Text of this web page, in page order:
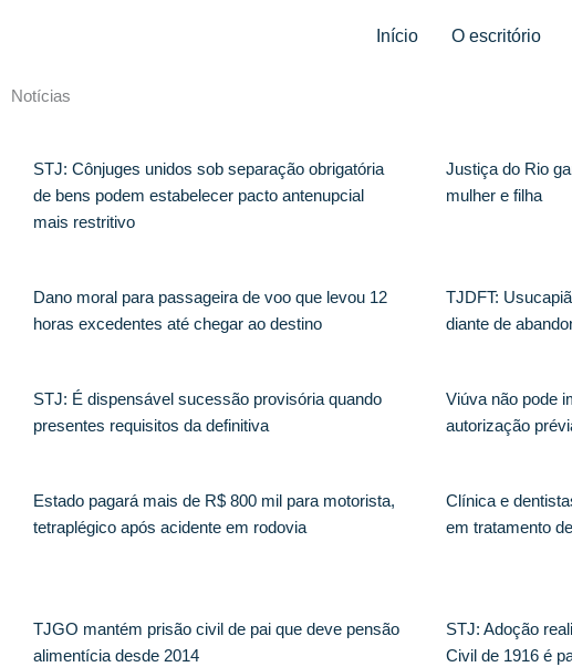
conteúdo
Início O escritório
Notícias
STJ: Cônjuges unidos sob separação obrigatória
de bens podem estabelecer pacto antenupcial
mais restritivo
Justiça do Rio
mulher e filha
Dano moral para passageira de voo que levou 12
horas excedentes até chegar ao destino
TJDFT:
diante de
STJ: É dispensável sucessão provisória quando
presentes requisitos da definitiva
Viúva não pode
autorização
Estado pagará mais de R$ 800 mil para motorista,
tetraplégico após acidente em rodovia
Clínica e
em tratamento
TJGO mantém prisão civil de pai que deve pensão
alimentícia desde 2014
STJ: Adoção
Civil de 1916 é